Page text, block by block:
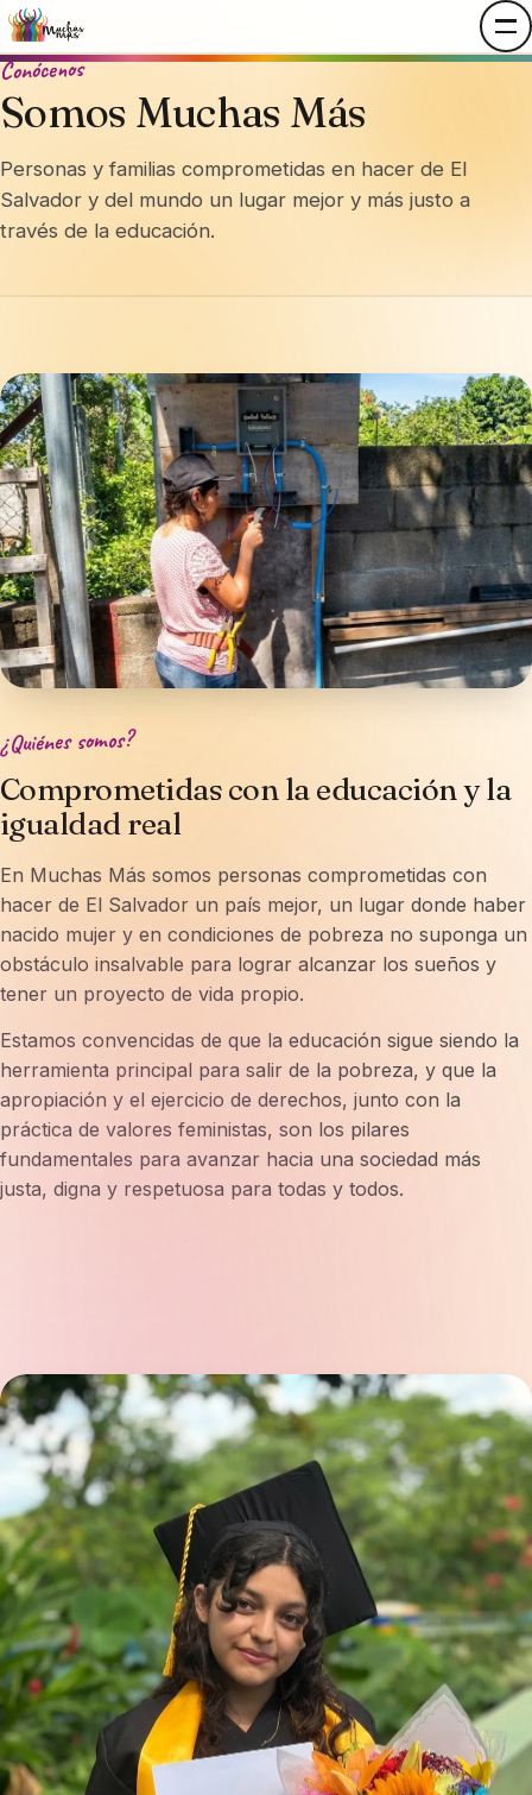
Conócenos
Somos Muchas Más
Personas y familias comprometidas en hacer de El
Salvador y del mundo un lugar mejor y más justo a
través de la educación.
¿Quiénes somos?
Comprometidas con la educación y la
igualdad real
En Muchas Más somos personas comprometidas con
hacer de El Salvador un país mejor, un lugar donde haber
nacido mujer y en condiciones de pobreza no suponga un
obstáculo insalvable para lograr alcanzar los sueños y
tener un proyecto de vida propio.
Estamos convencidas de que la educación sigue siendo la
herramienta principal para salir de la pobreza, y que la
apropiación y el ejercicio de derechos, junto con la
práctica de valores feministas, son los pilares
fundamentales para avanzar hacia una sociedad más
justa, digna y respetuosa para todas y todos.